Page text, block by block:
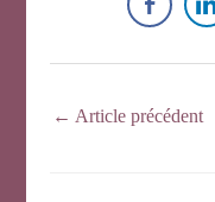
← Article précédent